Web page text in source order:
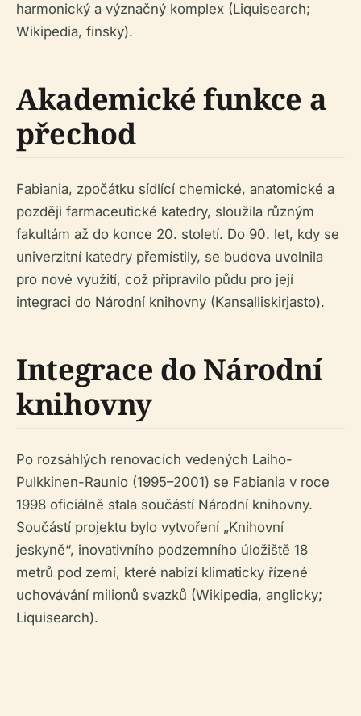
harmonický a význačný komplex (Liquisearch;
Wikipedia, finsky).
Akademické funkce a
přechod
Fabiania, zpočátku sídlící chemické, anatomické a
později farmaceutické katedry, sloužila různým
fakultám až do konce 20. století. Do 90. let, kdy se
univerzitní katedry přemístily, se budova uvolnila
pro nové využití, což připravilo půdu pro její
integraci do Národní knihovny (Kansalliskirjasto).
Integrace do Národní
knihovny
Po rozsáhlých renovacích vedených Laiho-
Pulkkinen-Raunio (1995–2001) se Fabiania v roce
1998 oficiálně stala součástí Národní knihovny.
Součástí projektu bylo vytvoření „Knihovní
jeskyně“, inovativního podzemního úložiště 18
metrů pod zemí, které nabízí klimaticky řízené
uchovávání milionů svazků (Wikipedia, anglicky;
Liquisearch).